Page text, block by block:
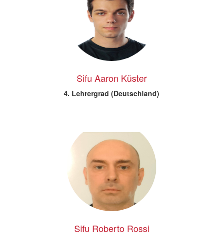
Sifu Aaron Küster
4. Lehrergrad (Deutschland)
Sifu Roberto Rossi